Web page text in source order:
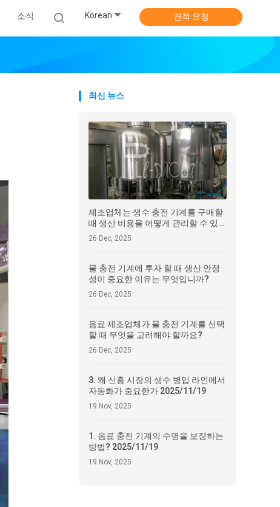
소식 Korean 견적 요청
최신 뉴스
제조업체는 생수 충전 기계를 구매할
때 생산 비용을 어떻게 관리할 수 있습
니까?
26 Dec, 2025
물 충전 기계에 투자 할 때 생산 안정
성이 중요한 이유는 무엇입니까?
26 Dec, 2025
음료 제조업체가 물 충전 기계를 선택
할 때 무엇을 고려해야 할까요?
26 Dec, 2025
3. 왜 신흥 시장의 생수 병입 라인에서
자동화가 중요한가 2025/11/19
19 Nov, 2025
1. 음료 충전 기계의 수명을 보장하는
방법? 2025/11/19
19 Nov, 2025